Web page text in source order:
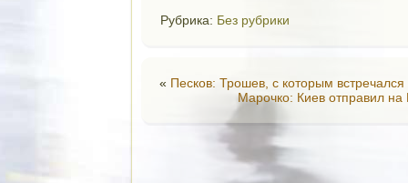
Рубрика: Без рубрики
« Песков: Трошев, с которым
Марочко: Киев отправил